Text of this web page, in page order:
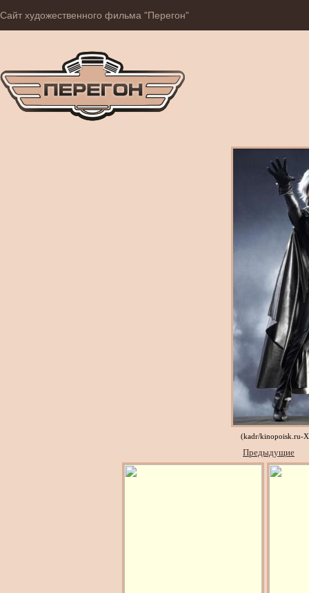
Сайт художественного фильма "Перегон"
(kadr/kinopoisk.ru-
Предыдущие